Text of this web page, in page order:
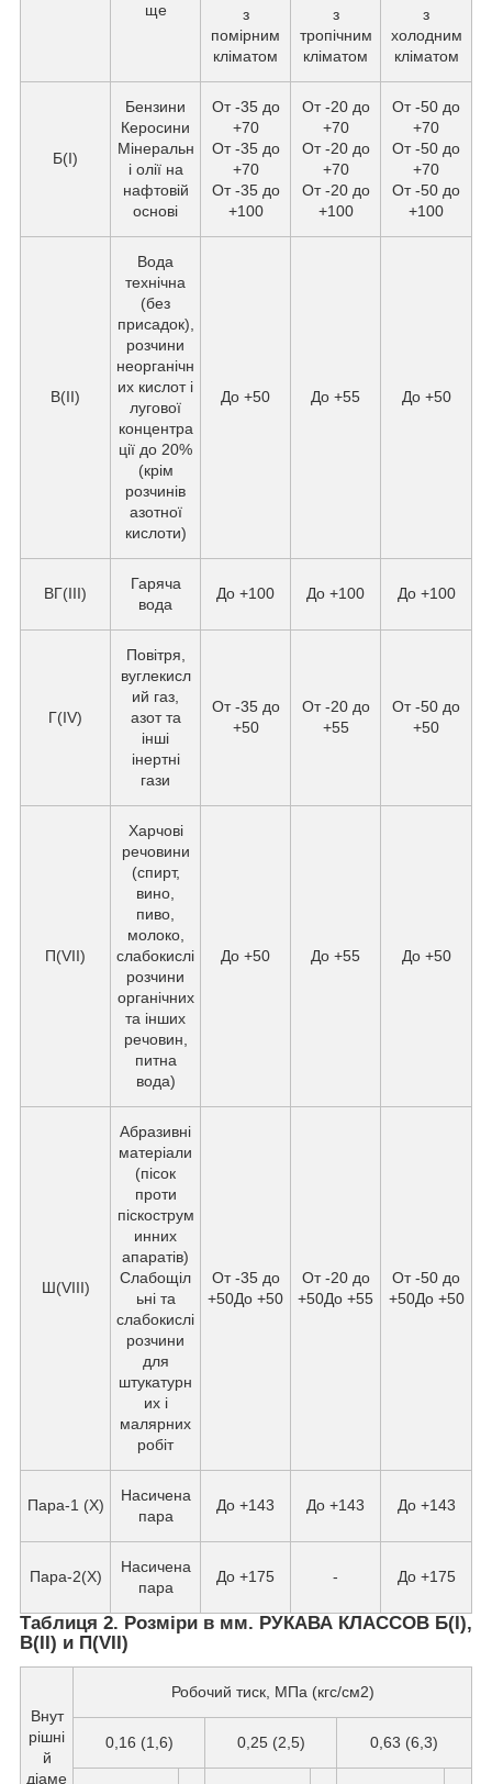
ще
з
помірним
кліматом
з
тропічним
кліматом
з
холодним
кліматом
Б(I)
Бензини
Керосини
Мінеральн
і олії на
нафтовій
основі
От -35 до
+70
От -35 до
+70
От -35 до
+100
От -20 до
+70
От -20 до
+70
От -20 до
+100
От -50 до
+70
От -50 до
+70
От -50 до
+100
В(II)
Вода
технічна
(без
присадок),
розчини
неорганічн
их кислот і
лугової
концентра
ції до 20%
(крім
розчинів
азотної
кислоти)
До +50 До +55 До +50
ВГ(III)
Гаряча
вода
До +100 До +100 До +100
Г(IV)
Повітря,
вуглекисл
ий газ,
азот та
інші
інертні
гази
От -35 до
+50
От -20 до
+55
От -50 до
+50
П(VII)
Харчові
речовини
(спирт,
вино,
пиво,
молоко,
слабокислі
розчини
органічних
та інших
речовин,
питна
вода)
До +50 До +55 До +50
Ш(VIII)
Абразивні
матеріали
(пісок
проти
піскострум
инних
апаратів)
Слабощіл
ьні та
слабокислі
розчини
для
штукатурн
их і
малярних
робіт
От -35 до
+50До +50
От -20 до
+50До +55
От -50 до
+50До +50
Пара-1 (X)
Насичена
пара
До +143 До +143 До +143
Пара-2(X)
Насичена
пара
До +175 - До +175
Таблиця 2. Розміри в мм. РУКАВА КЛАССОВ Б(I),
В(II) и П(VII)
Внут
рішні
й
діаме
Робочий тиск, МПа (кгс/см2)
0,16 (1,6) 0,25 (2,5) 0,63 (6,3)